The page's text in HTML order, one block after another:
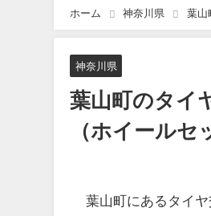
ホーム 神奈川県 葉山
神奈川県
葉山町のタイ
（ホイール
葉山町にあるタイ